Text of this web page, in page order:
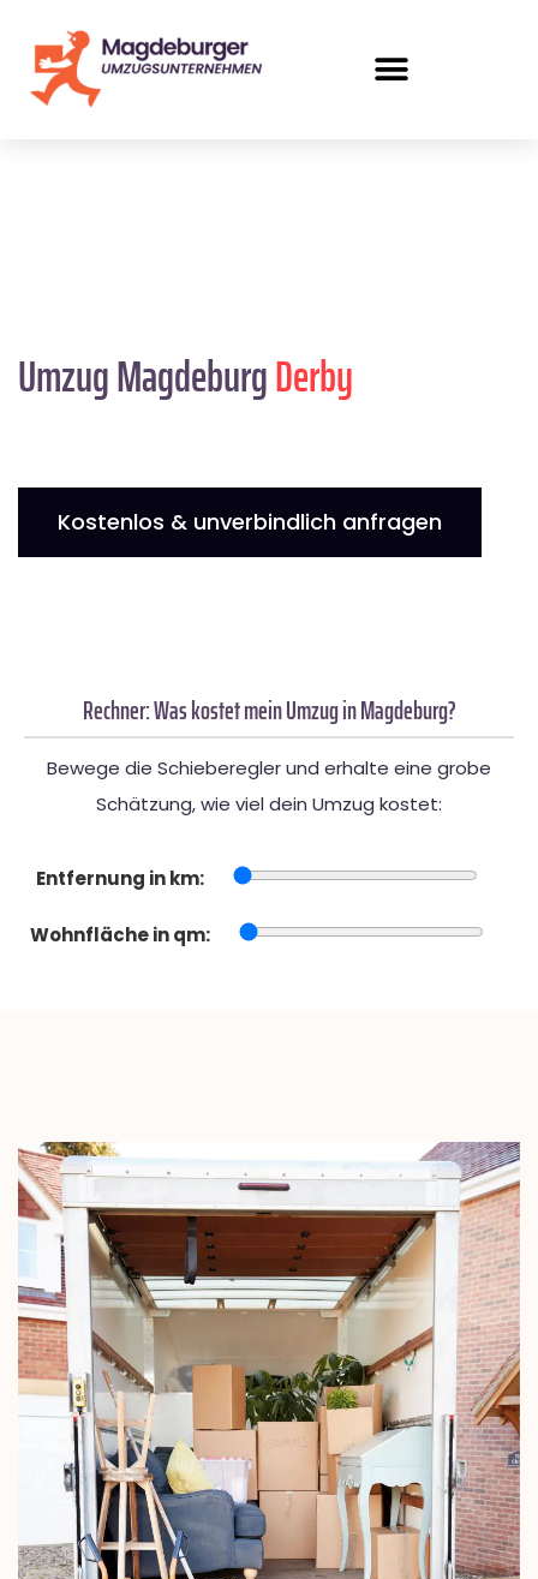
Umzug MagdeburgDerby
Kostenlos & unverbindlich anfragen
Rechner: Was kostet mein Umzug in Magdeburg?
Bewege die Schieberegler und erhalte eine grobe
Schätzung, wie viel dein Umzug kostet:
Entfernung in km:
Wohnfläche in qm: